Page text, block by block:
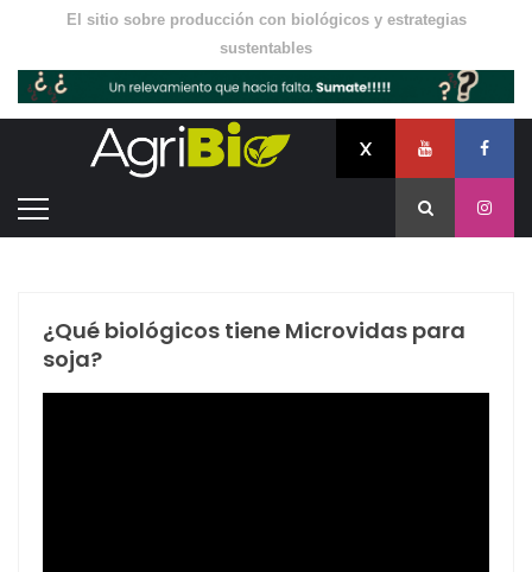
El sitio sobre producción con biológicos y estrategias
sustentables
¿Qué biológicos tiene Microvidas para
soja?